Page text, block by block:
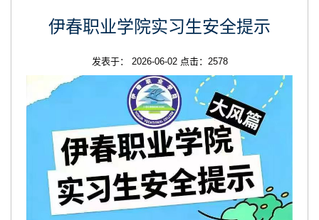
伊春职业学院实习生安全提示
发表于： 2026-06-02 点击： 2578